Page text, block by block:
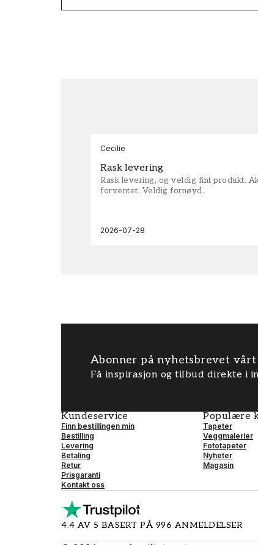
Cecilie
Rask levering
Rask levering, og veldig fint produkt.
forventet. Veldig fornøyd.
2026-07-28
Abonner på nyhetsbrevet vårt
Få inspirasjon og tilbud direkte i
Kundeservice
Finn bestillingen min
Bestilling
Levering
Betaling
Retur
Prisgaranti
Kontakt oss
Populære
Tapeter
Veggmalerier
Fototapeter
Nyheter
Magasin
4.4 AV 5 BASERT PÅ 996 ANMELDELSER